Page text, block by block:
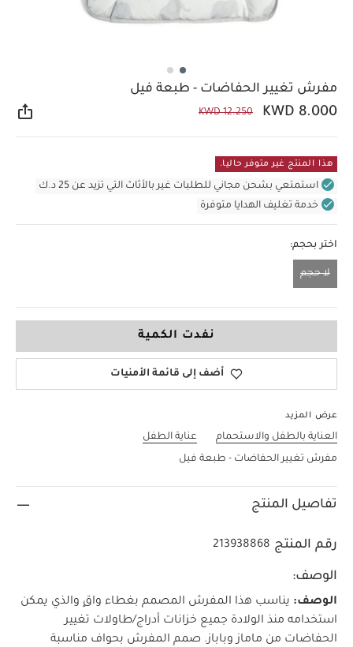
مفرش تغيير الحفاضات - طبعة فيل
KWD 8.000
KWD 12.250
هذا المنتج غير متوفر حاليا.
استمتعي بشحن مجاني للطلبات غير بالأثاث التي تزيد عن 25 د.ك
خدمة تغليف الهدايا متوفرة
اختر بحجم:
لا حجم
نفدت الكمية
أضف إلى قائمة الأمنيات
عرض المزيد
العناية بالطفل والاستحمام
عناية الطفل
مفرش تغيير الحفاضات - طبعة فيل
تفاصيل المنتج
رقم المنتج 213938868
الوصف:
الوصف: يناسب هذا المفرش المصمم بغطاء واقٍ والذي يمكن
استخدامه منذ الولادة جميع خزانات أدراج/طاولات تغيير
الحفاضات من ماماز وباباز. صمم المفرش بحواف مناسبة